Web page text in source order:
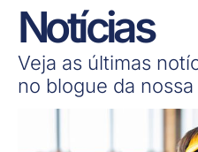
Notícias
Veja as últimas
no blogue da